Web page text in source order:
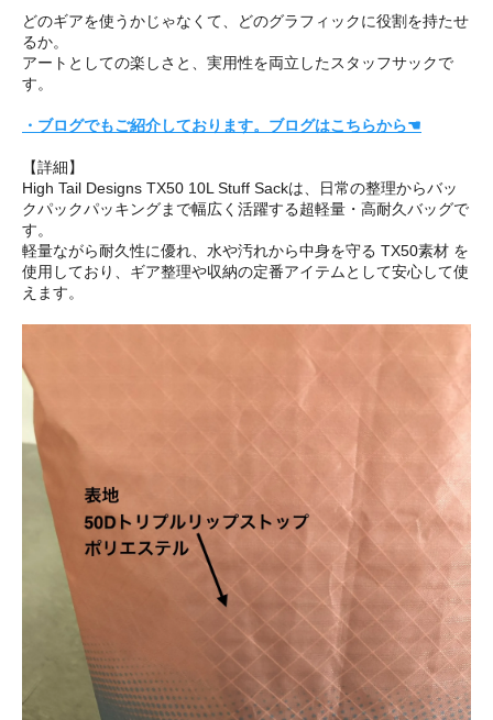
どのギアを使うかじゃなくて、どのグラフィックに役割を持たせ
るか。
アートとしての楽しさと、実用性を両立したスタッフサックで
す。
・ブログでもご紹介しております。ブログはこちらから☚
【詳細】
High Tail Designs TX50 10L Stuff Sackは、日常の整理からバッ
クパックパッキングまで幅広く活躍する超軽量・高耐久バッグで
す。
軽量ながら耐久性に優れ、水や汚れから中身を守る TX50素材 を
使用しており、ギア整理や収納の定番アイテムとして安心して使
えます。